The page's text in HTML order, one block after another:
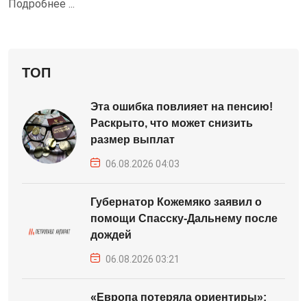
Подробнее ...
ТОП
Эта ошибка повлияет на пенсию!
Раскрыто, что может снизить
размер выплат
06.08.2026 04:03
Губернатор Кожемяко заявил о
помощи Спасску-Дальнему после
дождей
06.08.2026 03:21
«Европа потеряла ориентиры»: